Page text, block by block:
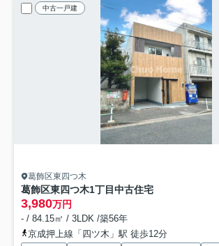
中古一戸建
葛飾区東四つ木
葛飾区東四つ木1丁目中古住宅
3,980万円
- / 84.15㎡ / 3LDK /築56年
京成押上線「四ツ木」駅 徒歩12分